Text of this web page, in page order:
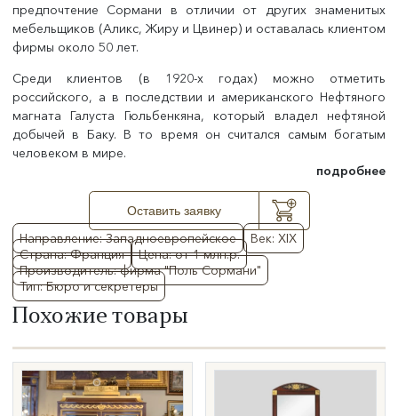
Направление: Западноевропейское
Век: XIX
Страна: Франция
Цена: от 1 млн.р.
Производитель: фирма "Поль Сормани"
Тип: Бюро и секретеры
предпочтение Сормани в отличии от других знаменитых
мебельщиков (Аликс, Жиру и Цвинер) и оставалась клиентом
фирмы около 50 лет.
Среди клиентов (в 1920-х годах) можно отметить
российского, а в последствии и американского Нефтяного
магната Галуста Гюльбенкяна, который владел нефтяной
добычей в Баку. В то время он считался самым богатым
человеком в мире.
подробнее
Оставить заявку
Похожие товары